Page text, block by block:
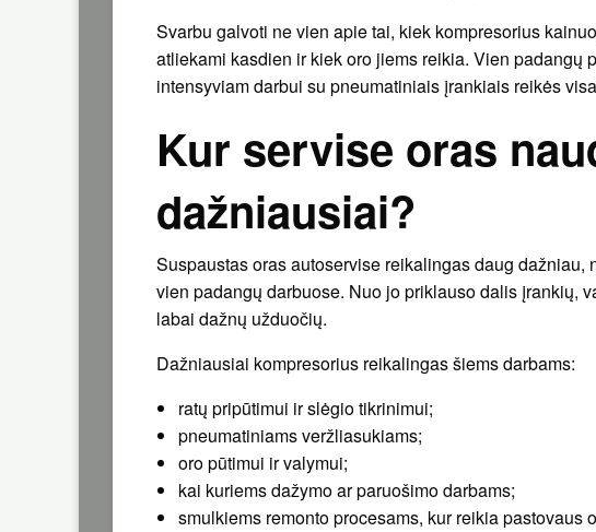
Svarbu galvoti ne vien apie tai, kiek kompresorius
atliekami kasdien ir kiek oro jiems reikia. Vien padangų
intensyviam darbui su pneumatiniais įrankiais reikės
Kur servise oras
dažniausiai?
Suspaustas oras autoservise reikalingas daug
vien padangų darbuose. Nuo jo priklauso dalis įrankių,
labai dažnų užduočių.
Dažniausiai kompresorius reikalingas šiems darbams:
ratų pripūtimui ir slėgio tikrinimui;
pneumatiniams veržliasukiams;
oro pūtimui ir valymui;
kai kuriems dažymo ar paruošimo darbams;
smulkiems remonto procesams, kur reikia pastovaus